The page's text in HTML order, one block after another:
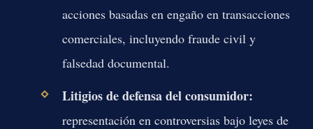
acciones basadas en engaño en transacciones
comerciales, incluyendo fraude civil y
falsedad documental.
Litigios de defensa del consumidor:
representación en controversias bajo leyes de